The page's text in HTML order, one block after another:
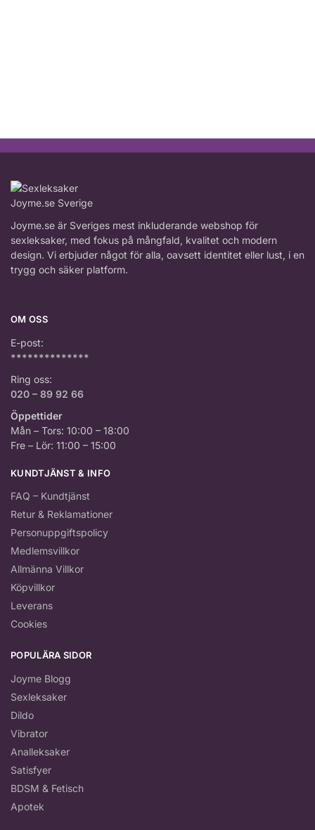
Joyme.se är Sveriges mest inkluderande webshop för
sexleksaker, med fokus på mångfald, kvalitet och modern
design. Vi erbjuder något för alla, oavsett identitet eller lust, i en
trygg och säker platform.
OM OSS
E-post:
**************
Ring oss:
020 – 89 92 66
Öppettider
Mån – Tors: 10:00 – 18:00
Fre – Lör: 11:00 – 15:00
KUNDTJÄNST & INFO
FAQ – Kundtjänst
Retur & Reklamationer
Personuppgiftspolicy
Medlemsvillkor
Allmänna Villkor
Köpvillkor
Leverans
Cookies
POPULÄRA SIDOR
Joyme Blogg
Sexleksaker
Dildo
Vibrator
Analleksaker
Satisfyer
BDSM & Fetisch
Apotek